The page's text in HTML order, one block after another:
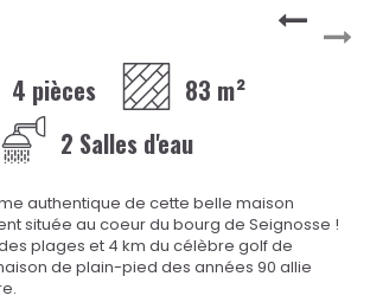
4 pièces
83 m²
2 Salles d'eau
authentique de cette belle maison
située au coeur du bourg de Seignosse !
plages et 4 km du célèbre golf de
de plain-pied des années 90 allie